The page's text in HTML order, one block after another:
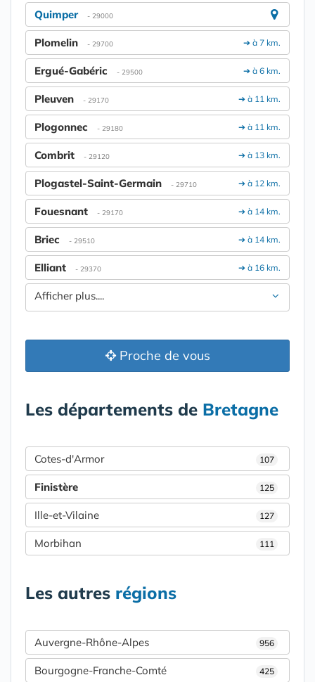
Quimper - 29000
➔ à 7 km.
Plomelin - 29700
➔ à 6 km.
Ergué-Gabéric - 29500
➔ à 11 km.
Pleuven - 29170
➔ à 11 km.
Plogonnec - 29180
➔ à 13 km.
Combrit - 29120
➔ à 12 km.
Plogastel-Saint-Germain - 29710
➔ à 14 km.
Fouesnant - 29170
➔ à 14 km.
Briec - 29510
➔ à 16 km.
Elliant - 29370
Afficher plus....
Proche de vous
Les départements de Bretagne
Cotes-d'Armor 107
Finistère 125
Ille-et-Vilaine 127
Morbihan 111
Les autres régions
Auvergne-Rhône-Alpes 956
Bourgogne-Franche-Comté 425